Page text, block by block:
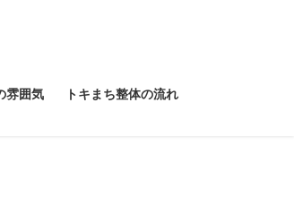
雰囲気 トキまち整体の流れ